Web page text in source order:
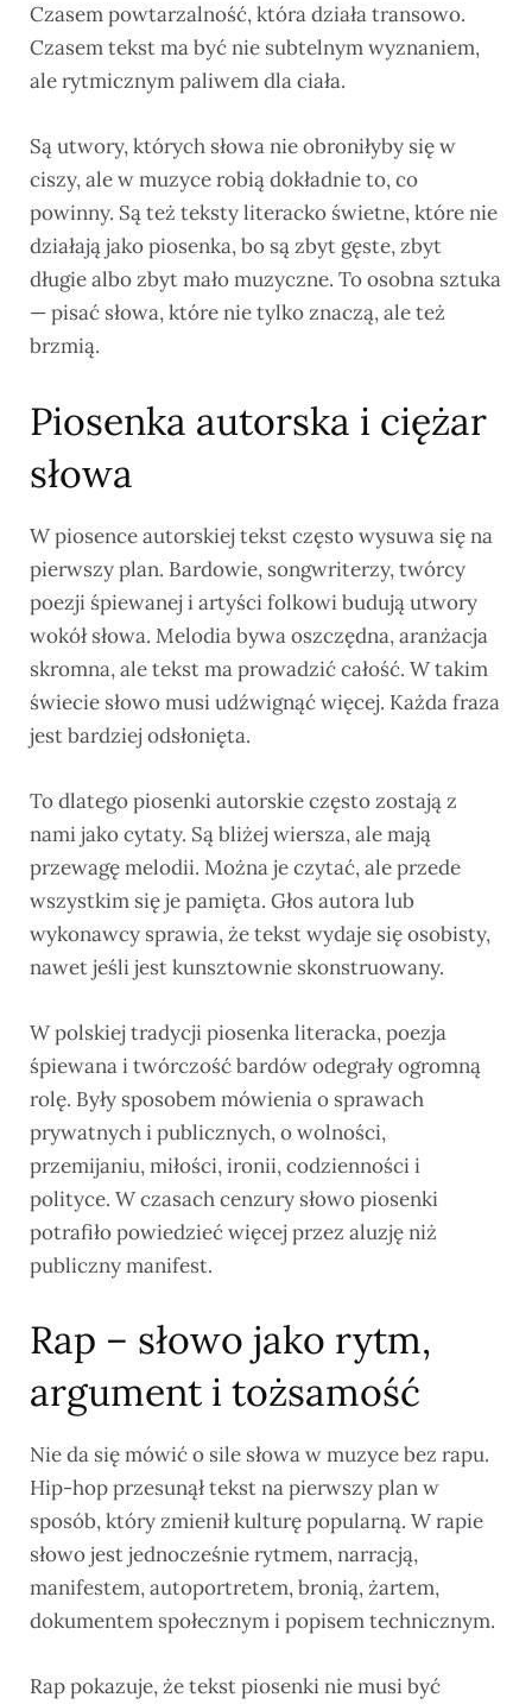
Czasem powtarzalność, która działa transowo.
Czasem tekst ma być nie subtelnym wyznaniem,
ale rytmicznym paliwem dla ciała.
Są utwory, których słowa nie obroniłyby się w
ciszy, ale w muzyce robią dokładnie to, co
powinny. Są też teksty literacko świetne, które nie
działają jako piosenka, bo są zbyt gęste, zbyt
długie albo zbyt mało muzyczne. To osobna sztuka
— pisać słowa, które nie tylko znaczą, ale też
brzmią.
Piosenka autorska i ciężar
słowa
W piosence autorskiej tekst często wysuwa się na
pierwszy plan. Bardowie, songwriterzy, twórcy
poezji śpiewanej i artyści folkowi budują utwory
wokół słowa. Melodia bywa oszczędna, aranżacja
skromna, ale tekst ma prowadzić całość. W takim
świecie słowo musi udźwignąć więcej. Każda fraza
jest bardziej odsłonięta.
To dlatego piosenki autorskie często zostają z
nami jako cytaty. Są bliżej wiersza, ale mają
przewagę melodii. Można je czytać, ale przede
wszystkim się je pamięta. Głos autora lub
wykonawcy sprawia, że tekst wydaje się osobisty,
nawet jeśli jest kunsztownie skonstruowany.
W polskiej tradycji piosenka literacka, poezja
śpiewana i twórczość bardów odegrały ogromną
rolę. Były sposobem mówienia o sprawach
prywatnych i publicznych, o wolności,
przemijaniu, miłości, ironii, codzienności i
polityce. W czasach cenzury słowo piosenki
potrafiło powiedzieć więcej przez aluzję niż
publiczny manifest.
Rap – słowo jako rytm,
argument i tożsamość
Nie da się mówić o sile słowa w muzyce bez rapu.
Hip-hop przesunął tekst na pierwszy plan w
sposób, który zmienił kulturę popularną. W rapie
słowo jest jednocześnie rytmem, narracją,
manifestem, autoportretem, bronią, żartem,
dokumentem społecznym i popisem technicznym.
Rap pokazuje, że tekst piosenki nie musi być